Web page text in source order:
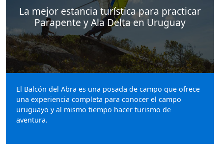
La mejor estancia turística para practicar
Parapente y Ala Delta en Uruguay
El Balcón del Abra es una posada de campo que ofrece
una experiencia completa para conocer el campo
uruguayo y al mismo tiempo hacer turismo de
aventura.